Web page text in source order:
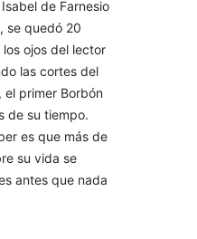
de Farnesio
se quedó 20
ojos del lector
las cortes del
el primer Borbón
de su tiempo.
es que más de
su vida se
antes que nada